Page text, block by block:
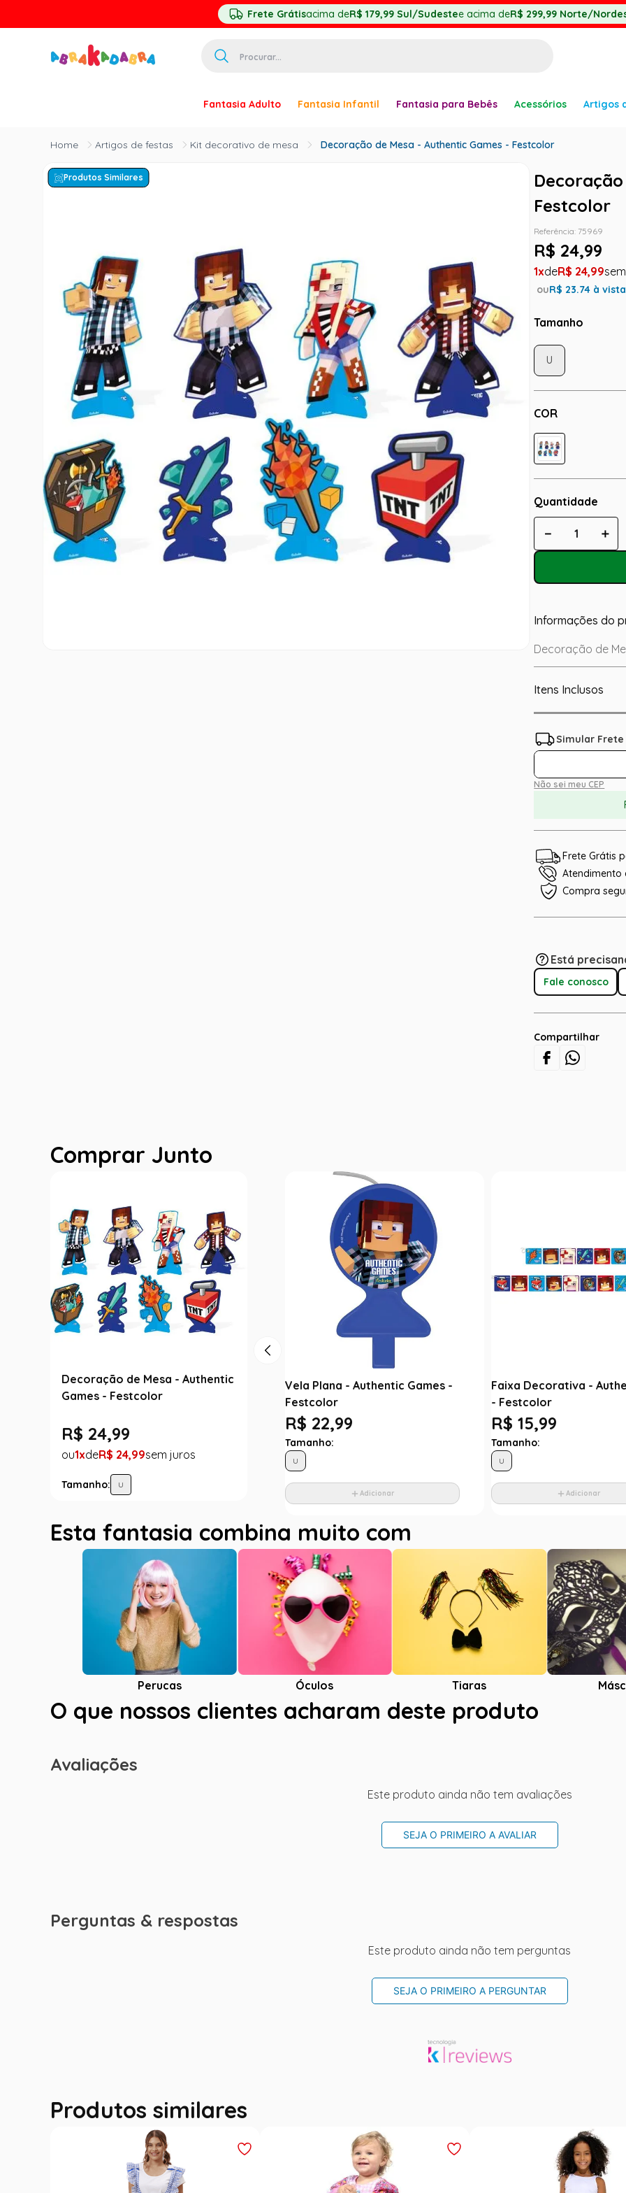
Frete Grátisacima deR$ 179,99 Sul/Sudestee acima deR$ 299,99 Norte/
Fantasia Adulto Fantasia Infantil Fantasia para Bebês Acessórios Artigos
Artigos de festas Kit decorativo de mesa Decoração de Mesa - Authentic Games - Festcolor
Produtos Similares
Festcolor
Referência: 75969
R$ 24,99
1 R$ 24,99
ouR$ 23.74 à vista
Tamanho
COR
U
Quantidade
＋
－
Informações do
Decoração de
Itens Inclusos
Não sei meu CEP
Frete Grátis
Atendimento
Compra
Está
Fale conosco
Compartilhar
Comprar Junto
Decoração de Mesa - Authentic
Games - Festcolor
R$ 24,99
1 R$ 24,99
Tamanho: U
Vela Plana - Authentic Games -
Festcolor
R$ 22,99
Tamanho:
U
Adicionar
Faixa Decorativa -
- Festcolor
R$ 15,99
Tamanho:
U
Adicionar
Esta fantasia combina muito com
Perucas Óculos Tiaras
O que nossos clientes acharam deste produto
Avaliações
Este produto ainda não tem avaliações
SEJA O PRIMEIRO A AVALIAR
Perguntas & respostas
Este produto ainda não tem perguntas
SEJA O PRIMEIRO A PERGUNTAR
Produtos similares
harry potter
8º
9 º
branca neve
10
toy story